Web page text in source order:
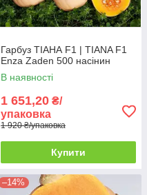
Гарбуз ТІАНА F1 | TIANA F1
Enza Zaden 500 насінин
В наявності
1 651,20 ₴/
упаковка
1 920 ₴/упаковка
Купити
–14%